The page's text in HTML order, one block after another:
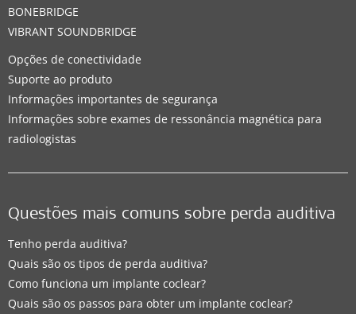
BONEBRIDGE
VIBRANT SOUNDBRIDGE
Opções de conectividade
Suporte ao produto
Informações importantes de segurança
Informações sobre exames de ressonância magnética para
radiologistas
Questões mais comuns sobre perda auditiva
Tenho perda auditiva?
Quais são os tipos de perda auditiva?
Como funciona um implante coclear?
Quais são os passos para obter um implante coclear?